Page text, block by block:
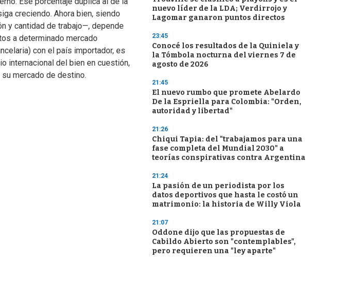
creciendo. Ahora bien, siendo
y cantidad de trabajo—, depende
a determinado mercado
con el país importador, es
internacional del bien en cuestión,
mercado de destino.
nuevo líder de la LDA; Verdirrojo y
Lagomar ganaron puntos directos
23:45
Conocé los resultados de la Quiniela y
la Tómbola nocturna del viernes 7 de
agosto de 2026
21:45
El nuevo rumbo que promete Abelardo
De la Espriella para Colombia: "Orden,
autoridad y libertad"
21:26
Chiqui Tapia: del "trabajamos para una
fase completa del Mundial 2030" a
teorías conspirativas contra Argentina
21:24
La pasión de un periodista por los
datos deportivos que hasta le costó un
matrimonio: la historia de Willy Viola
21:07
Oddone dijo que las propuestas de
Cabildo Abierto son "contemplables",
pero requieren una "ley aparte"